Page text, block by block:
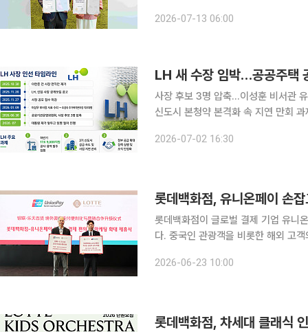
2026-07-13 06:00
LH 새 수장 임박…공공주택
사장 후보 3명 압축…이성훈 비서관
신도시 본청약 본격화 속 지연 만회 과제 장기간 이어진 한국토지주택공사(LH) 사장 공백이
부분이 하반기에 몰려 있고 3기 신도
2026-07-02 16:30
롯데백화점, 유니온페이 손
롯데백화점이 글로벌 결제 기업 유니
다. 중국인 관광객을 비롯한 해외 고
휴식'을 열고 백화점 업계 최초로 QR
2026-06-23 10:00
롯데백화점, 차세대 클래식